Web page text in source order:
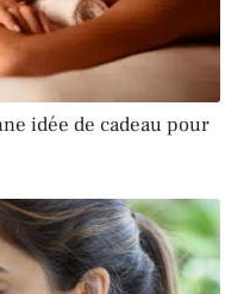
idée de cadeau pour